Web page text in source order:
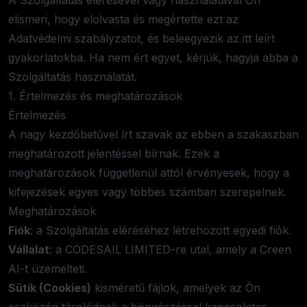
elismeri, hogy elolvasta és megértette ezt az
Adatvédelmi szabályzatot, és beleegyezik az itt leírt
gyakorlatokba. Ha nem ért egyet, kérjük, hagyja abba a
Szolgáltatás használatát.
1. Értelmezés és meghatározások
Értelmezés
A nagy kezdőbetűvel írt szavak az ebben a szakaszban
meghatározott jelentéssel bírnak. Ezek a
meghatározások függetlenül attól érvényesek, hogy a
kifejezések egyes vagy többes számban szerepelnek.
Meghatározások
Fiók: a Szolgáltatás eléréséhez létrehozott egyedi fiók.
Vállalat: a CODESAIL LIMITED-re utal, amely a Creen
AI-t üzemelteti.
Sütik (Cookies) kisméretű fájlok, amelyek az Ön